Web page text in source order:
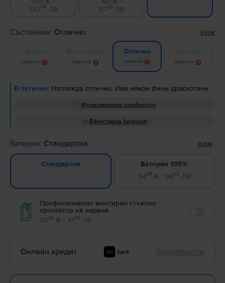
33249 ЛВ
11735 ЛВ
Състояние: Отлично виж
Известие Известие
Отлично
Известие Известие
Естетично: Изглежда отлично. Има някои фини драскотини.
Функционира перфектно
Ефективна батерия
Батерия: Стандартна виж
Стандартна
Батерия 100%
3499€ / 6843 ЛВ
Професионално монтиран стъклен
протектор на екрана
2099 € / 4105 ЛВ
Онлайн кредит подробности